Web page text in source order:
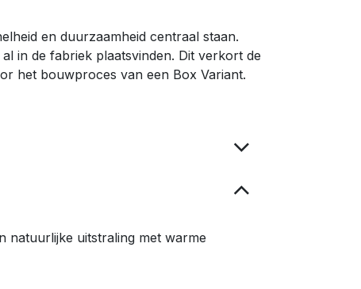
en duurzaamheid centraal staan.
in de fabriek plaatsvinden. Dit verkort de
het bouwproces van een Box Variant.
natuurlijke uitstraling met warme